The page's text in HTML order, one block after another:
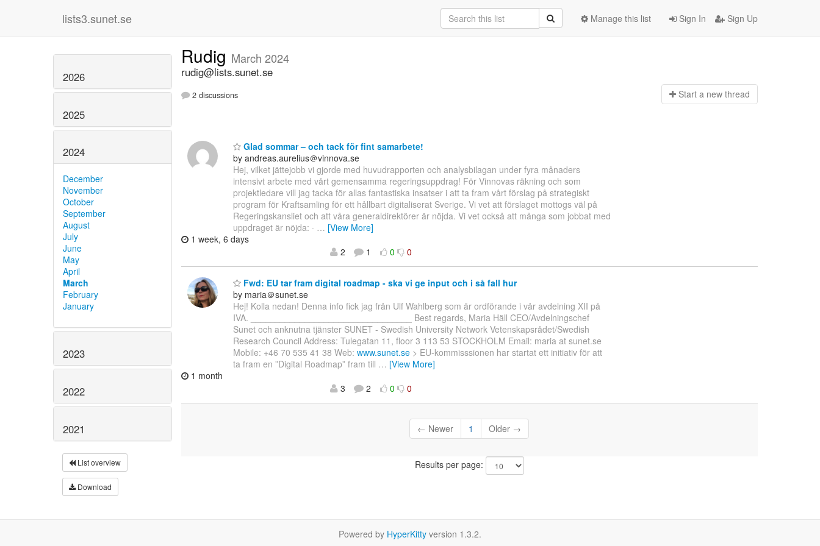
lists3.sunet.se Sign In Sign Up
Manage this list
2026
2025
2024
December
November
October
September
August
July
June
May
April
March
February
January
2023
2022
2021
List overview
Download
Rudig March 2024
rudig@lists.sunet.se
2 discussions Start a new thread
Glad sommar – och tack för fint samarbete!
by andreas.aurelius＠vinnova.se
Hej, vilket jättejobb vi gjorde med huvudrapporten och analysbilagan under fyra månaders
intensivt arbete med vårt gemensamma regeringsuppdrag! För Vinnovas räkning och som
projektledare vill jag tacka för allas fantastiska insatser i att ta fram vårt förslag på strategiskt
program för Kraftsamling för ett hållbart digitaliserat Sverige. Vi vet att förslaget mottogs väl på
Regeringskansliet och att våra generaldirektörer är nöjda. Vi vet också att många som jobbat med
uppdraget är nöjda: · … [View More]
1 week, 6 days
2
1 0 0
Fwd: EU tar fram digital roadmap - ska vi ge input och i så fall hur
by maria＠sunet.se
Hej! Kolla nedan! Denna info fick jag från Ulf Wahlberg som är ordförande i vår avdelning XII på
IVA. _________________________________ Best regards, Maria Häll CEO/Avdelningschef
Sunet och anknutna tjänster SUNET - Swedish University Network Vetenskapsrådet/Swedish
Research Council Address: Tulegatan 11, floor 3 113 53 STOCKHOLM Email: maria at sunet.se
Mobile: +46 70 535 41 38 Web: www.sunet.se > EU-kommisssionen har startat ett initiativ för att
ta fram en ”Digital Roadmap” fram till … [View More]
1 month
3
2 0 0
← Newer 1 Older →
Results per page:
Powered by HyperKitty version 1.3.2.